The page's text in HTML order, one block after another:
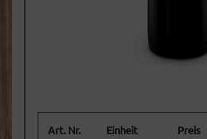
Art. Nr. Einheit Preis